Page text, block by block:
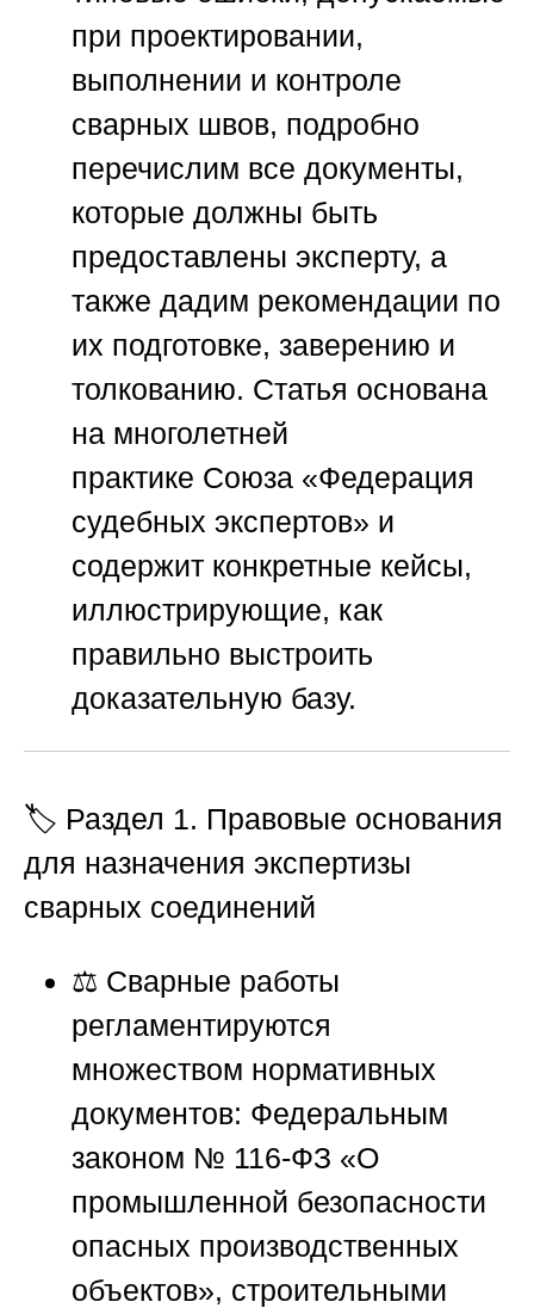
при проектировании,
выполнении и контроле
сварных швов, подробно
перечислим все документы,
которые должны быть
предоставлены эксперту, а
также дадим рекомендации по
их подготовке, заверению и
толкованию. Статья основана
на многолетней
практике Союза «Федерация
судебных экспертов» и
содержит конкретные кейсы,
иллюстрирующие, как
правильно выстроить
доказательную базу.
🏷️ Раздел 1. Правовые основания
для назначения экспертизы
сварных соединений
⚖️ Сварные работы
регламентируются
множеством нормативных
документов: Федеральным
законом № 116-ФЗ «О
промышленной безопасности
опасных производственных
объектов», строительными